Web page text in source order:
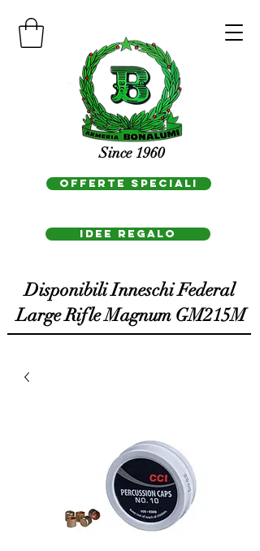
OFFERTE SPECIALI
Since 1960
IDEE REGAlo
Disponibili Inneschi Federal
Large Rifle Magnum GM215M